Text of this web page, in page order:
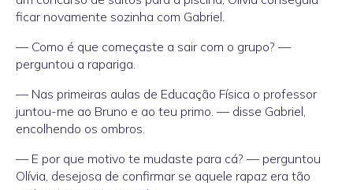
ficar novamente sozinha com Gabriel.
— Como é que começaste a sair com o grupo? —
perguntou a rapariga.
— Nas primeiras aulas de Educação Física o professor
juntou-me ao Bruno e ao teu primo. — disse Gabriel,
encolhendo os ombros.
— E por que motivo te mudaste para cá? — perguntou
Olívia, desejosa de confirmar se aquele rapaz era tão